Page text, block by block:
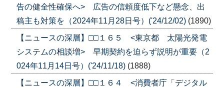
告の健全性確保へ> 広告の信頼度低下など懸念、出
稿主も対策を（2024年11月28日号）('24/12/02) (1890)
【ニュースの深層】□□１６５ <東京都 太陽光発電
システムの相談増> 早期契約を迫らず説明が重要（2
024年11月14日号）('24/11/18) (1888)
【ニュースの深層】□□１６４ <消費者庁「デジタル